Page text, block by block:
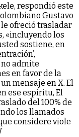
respondió este
Gustavo
ofreció trasladar
«incluyendo los
sostiene, en
admite
en favor de la
mensaje en X. El
ese espíritu, El
del 100% de
los llamados
considere viole